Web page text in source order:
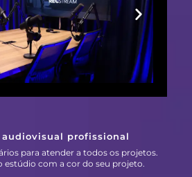
profissional
para atender a todos os projetos.
estúdio com a cor do seu projeto.